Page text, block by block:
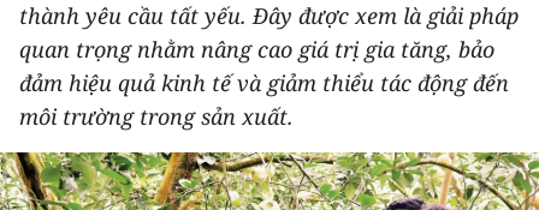
DU LỊCH
THẾ GIỚI
THỂ THAO
thành yêu cầu tất yếu. Đây được xem là giải pháp
quan trọng nhằm nâng cao giá trị gia tăng, bảo
đảm hiệu quả kinh tế và giảm thiểu tác động đến
môi trường trong sản xuất.